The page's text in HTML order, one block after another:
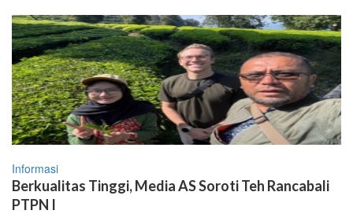
Informasi
Berkualitas Tinggi, Media AS Soroti Teh Rancabali
PTPN I